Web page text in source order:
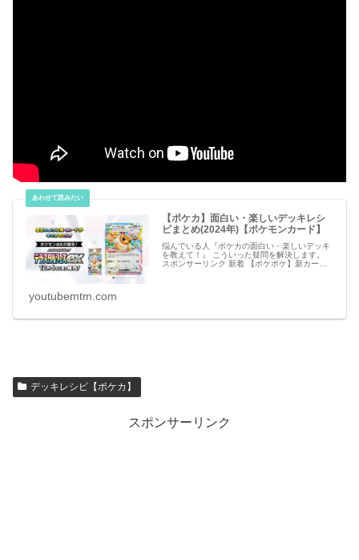
【ポケカ】面白い・楽しいデッキレシ
ピまとめ(2024年)【ポケモンカード】
悩んでいる人『ポケカの面白い・楽しいデッキ
を教えて！』 こういった疑問を解決します。
スポンサーリンク 新着 【ポケポケ】新カー
youtubemtm.com
デッキレシピ【ポケカ】
スポンサーリンク